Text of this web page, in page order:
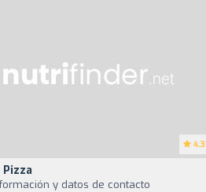
4.3
Pizza
y datos de contacto